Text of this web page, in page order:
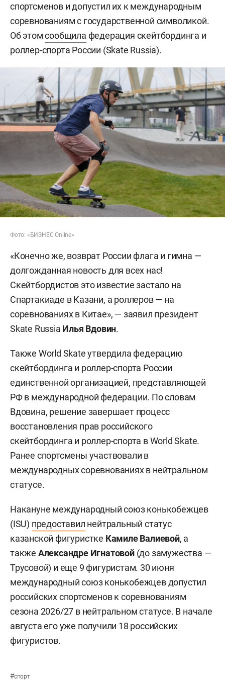
спортсменов и допустил их к международным
соревнованиям с государственной символикой.
Об этомсообщила федерация скейтбординга и
роллер-спорта России (Skate Russia).
Фото: «БИЗНЕС Online»
«Конечно же, возврат России флага и гимна —
долгожданная новость для всех нас!
Скейтбордистов это известие застало на
Спартакиаде в Казани, а роллеров — на
соревнованиях в Китае», — заявил президент
Skate Russia Илья Вдовин.
Также World Skate утвердила федерацию
скейтбординга и роллер-спорта России
единственной организацией, представляющей
РФ в международной федерации. По словам
Вдовина, решение завершает процесс
восстановления прав российского
скейтбординга и роллер-спорта в World Skate.
Ранее спортсмены участвовали в
международных соревнованиях в нейтральном
статусе.
Накануне международный союз конькобежцев
(ISU) предоставил нейтральный статус
казанской фигуристке Камиле Валиевой, а
также Александре Игнатовой(до замужества —
Трусовой) и еще 9 фигуристам. 30 июня
международный союз конькобежцев допустил
российских спортсменов к соревнованиям
сезона 2026/27 в нейтральном статусе. В начале
августа его уже получили 18 российских
фигуристов.
#спорт